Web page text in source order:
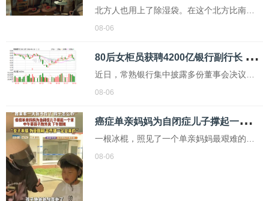
北方人也用上了除湿袋。在这个北方比南方
还湿热的夏天，“辽宁人去广东避暑”不再是一
08-06
8
0后女柜员获聘4200亿银行副行长 从柜员到高管的励志之路
近日，常熟银行集中披露多份董事会决议公
告，涉及核心管理层聘任、泰州高港兴福村
事项。其中，朱娟被聘为副行长，刘煜被任
命为首席信息官。朱娟是一名“80后”，拥有本
科学历和硕士学位，是一位经济师
08-06
癌
症单亲妈妈为自闭症儿子撑起一个家 母爱的力量
一根冰棍，照见了一个单亲妈妈最艰难的日
子。河南濮阳的崔女士带着10岁的自闭症儿
08-06